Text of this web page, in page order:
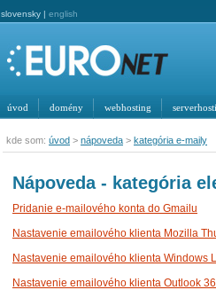
slovensky | english
úvod domény webhosting
kde som: úvod > nápoveda > kategória e-maily
Nápoveda - kategória
Pridanie e-mailového konta do Gmailu
Nastavenie emailového klienta Mozilla
Nastavenie emailového klienta Windows
Nastavenie emailového klienta Outlook